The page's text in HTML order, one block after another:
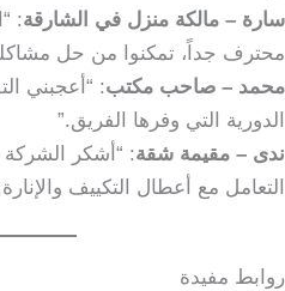
سارة – مالكة منزل في الشارقة:
محترف جداً، تمكنوا من حل
محمد – صاحب مكتب: “أعجبني
الدورية التي وفرها الفريق.”
ندى – مقيمة شقة: “أشكر
التعامل مع أعطال التكييف
روابط مفيدة